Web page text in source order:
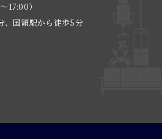
17:00）
国領駅から徒歩5分